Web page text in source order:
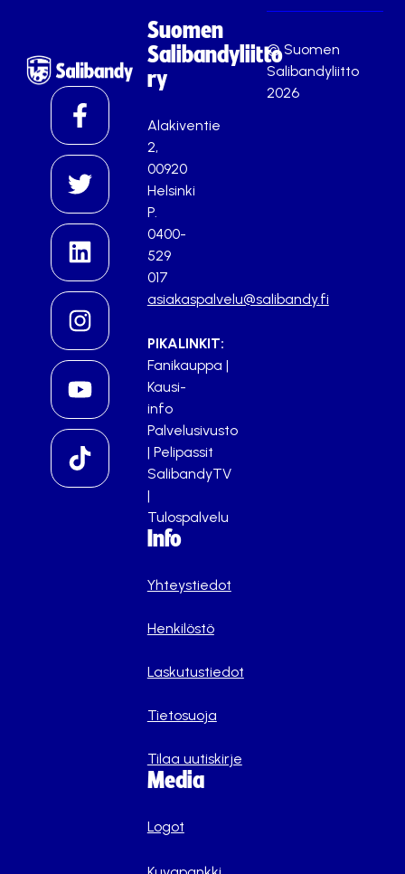
Suomen
Salibandyliitto
ry
Alakiventie
2,
00920
Helsinki
P.
0400-
529
017
asiakaspalvelu@salibandy.fi
PIKALINKIT:
Fanikauppa |
Kausi-
info
Palvelusivusto
| Pelipassit
SalibandyTV
|
Tulospalvelu
Info
Yhteystiedot
Henkilöstö
Laskutustiedot
Tietosuoja
Tilaa uutiskirje
Media
Logot
© Suomen
Salibandyliitto
2026